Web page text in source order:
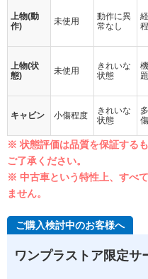
上物(動
作)
未使用
動作に異
常なし
上物(状
態)
未使用
きれいな
状態
キャビン 小傷程度
きれいな
状態
※ 状態評価は品質を保証する
ご了承ください。
※ 中古車という特性上、すべ
ません。
ご購入検討中のお客様へ
ワンプラストア限定サ